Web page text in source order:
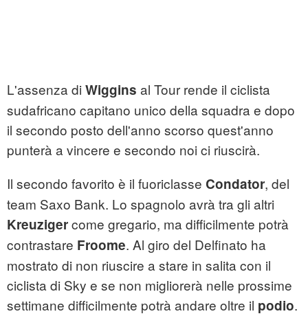
L'assenza di Wiggins al Tour rende il ciclista
sudafricano capitano unico della squadra e dopo
il secondo posto dell'anno scorso quest'anno
punterà a vincere e secondo noi ci riuscirà.
Il secondo favorito è il fuoriclasse Condator, del
team Saxo Bank. Lo spagnolo avrà tra gli altri
Kreuzigercome gregario, ma difficilmente potrà
contrastare Froome. Al giro del Delfinato ha
mostrato di non riuscire a stare in salita con il
ciclista di Sky e se non migliorerà nelle prossime
settimane difficilmente potrà andare oltre il podio.